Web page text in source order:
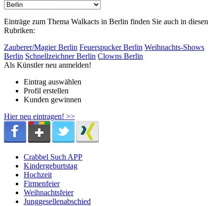
Einträge zum Thema Walkacts in Berlin finden Sie auch in diesen
Rubriken:
Zauberer/Magier Berlin Feuerspucker Berlin Weihnachts-Shows
Berlin Schnellzeichner Berlin Clowns Berlin
Als Künstler neu anmelden!
Eintrag auswählen
Profil erstellen
Kunden gewinnen
Hier neu eintragen! >>
Crabbel Such APP
Kindergeburtstag
Hochzeit
Firmenfeier
Weihnachtsfeier
Junggesellenabschied